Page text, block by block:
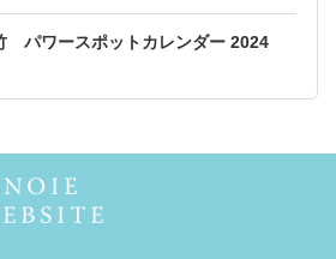
パワースポットカレンダー 2024